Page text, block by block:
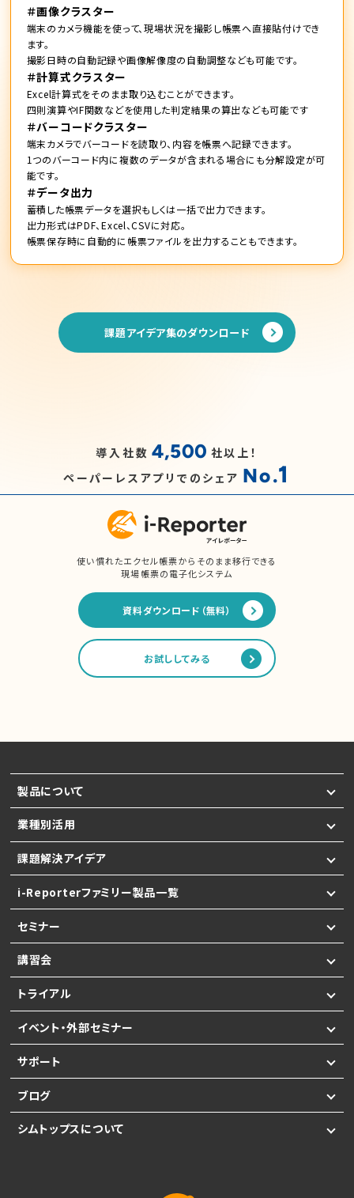
＃画像クラスター
端末のカメラ機能を使って、現場状況を撮影し帳票へ直接貼付けでき
ます。
撮影日時の自動記録や画像解像度の自動調整なども可能です。
＃計算式クラスター
Excel計算式をそのまま取り込むことができます。
四則演算やIF関数などを使用した判定結果の算出なども可能です
＃バーコードクラスター
端末カメラでバーコードを読取り、内容を帳票へ記録できます。
1つのバーコード内に複数のデータが含まれる場合にも分解設定が可
能です。
＃データ出力
蓄積した帳票データを選択もしくは一括で出力できます。
出力形式はPDF、Excel、CSVに対応。
帳票保存時に自動的に帳票ファイルを出力することもできます。
課題アイデア集のダウンロード
導入社数 4,500 社以上！
ペーパーレスアプリでのシェア No.1
使い慣れたエクセル帳票からそのまま移行できる
現場帳票の電子化システム
資料ダウンロード（無料）
お試ししてみる
製品について
業種別活用
課題解決アイデア
i-Reporterファミリー製品一覧
セミナー
講習会
トライアル
イベント・外部セミナー
サポート
ブログ
シムトップスについて